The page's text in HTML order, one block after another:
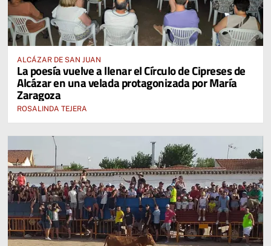
ALCÁZAR DE SAN JUAN
La poesía vuelve a llenar el Círculo de Cipreses de
Alcázar en una velada protagonizada por María
Zaragoza
ROSALINDA TEJERA